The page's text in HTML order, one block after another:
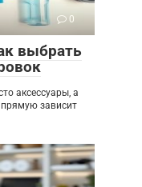
0
выбрать
аксессуары, а
зависит